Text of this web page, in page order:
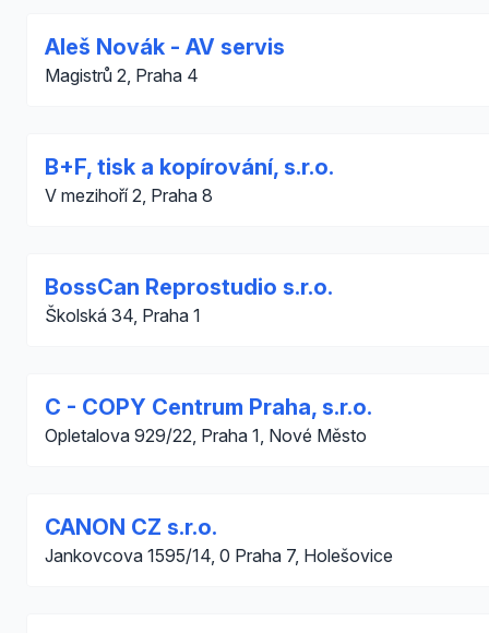
Aleš Novák - AV servis
Magistrů 2, Praha 4
B+F, tisk a kopírování, s.r.o.
V mezihoří 2, Praha 8
BossCan Reprostudio s.r.o.
Školská 34, Praha 1
C - COPY Centrum Praha, s.r.o.
Opletalova 929/22, Praha 1, Nové Město
CANON CZ s.r.o.
Jankovcova 1595/14, 0 Praha 7, Holešovice